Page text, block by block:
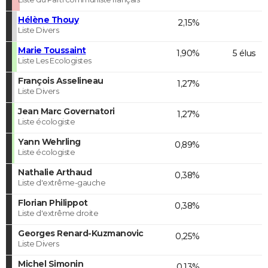
Hélène Thouy
Liste Divers
2,15%
Marie Toussaint
Liste Les Ecologistes
1,90% 5 élus
François Asselineau
Liste Divers
1,27%
Jean Marc Governatori
Liste écologiste
1,27%
Yann Wehrling
Liste écologiste
0,89%
Nathalie Arthaud
Liste d'extrême-gauche
0,38%
Florian Philippot
Liste d'extrême droite
0,38%
Georges Renard-Kuzmanovic
Liste Divers
0,25%
Michel Simonin